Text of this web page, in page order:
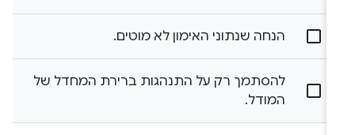
הנחה שנתוני האימון לא מוטים.
להסתמך רק על התנהגות ברירת המחדל של
המודל.